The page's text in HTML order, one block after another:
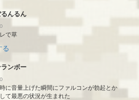
んるん
で草
る
ンボー
に音量上げた瞬間にファルコンが勃起とか
て最悪の状況が生まれた